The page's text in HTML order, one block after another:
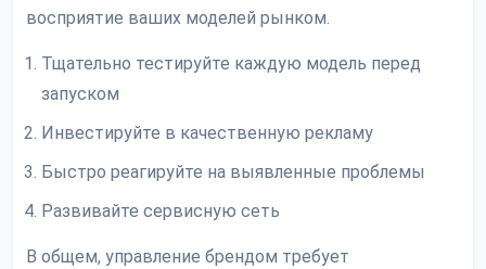
восприятие ваших моделей рынком.
Тщательно тестируйте каждую модель перед
запуском
Инвестируйте в качественную рекламу
Быстро реагируйте на выявленные проблемы
Развивайте сервисную сеть
В общем, управление брендом требует